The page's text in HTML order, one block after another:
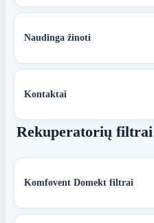
Naudinga žinoti
Kontaktai
Rekuperatorių filtrai
Komfovent Domekt filtrai